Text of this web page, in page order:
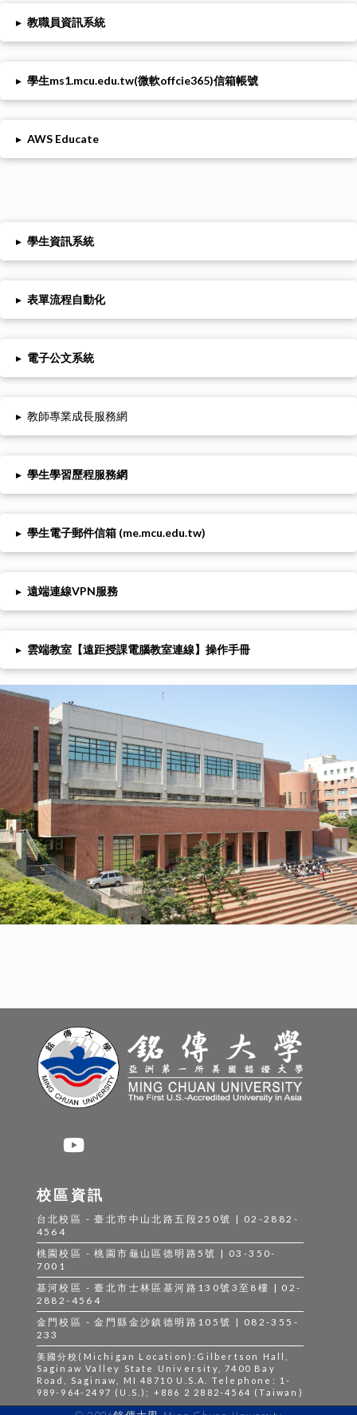
▸ 教職員資訊系統
▸ 學生ms1.mcu.edu.tw(微軟offcie365)信箱帳號
▸ AWS Educate
▸ 學生資訊系統
▸ 表單流程自動化
▸ 電子公文系統
▸ 教師專業成長服務網
▸ 學生學習歷程服務網
▸ 學生電子郵件信箱 (me.mcu.edu.tw)
▸ 遠端連線VPN服務
▸ 雲端教室【遠距授課電腦教室連線】操作手冊
校區資訊
台北校區 - 臺北市中山北路五段250號 | 02-2882-
4564
桃園校區 - 桃園市龜山區德明路5號 | 03-350-
7001
基河校區 - 臺北市士林區基河路130號3至8樓 | 02-
2882-4564
金門校區 - 金門縣金沙鎮德明路105號 | 082-355-
233
美國分校(Michigan Location):Gilbertson Hall,
Saginaw Valley State University, 7400 Bay
Road, Saginaw, MI 48710 U.S.A. Telephone: 1-
989-964-2497 (U.S.); +886 2 2882-4564 (Taiwan)